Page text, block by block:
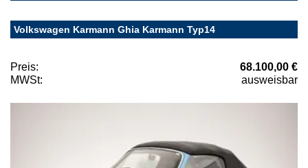
Volkswagen Karmann Ghia Karmann Typ14
Preis:
68.100,00 €
MWSt:
ausweisbar